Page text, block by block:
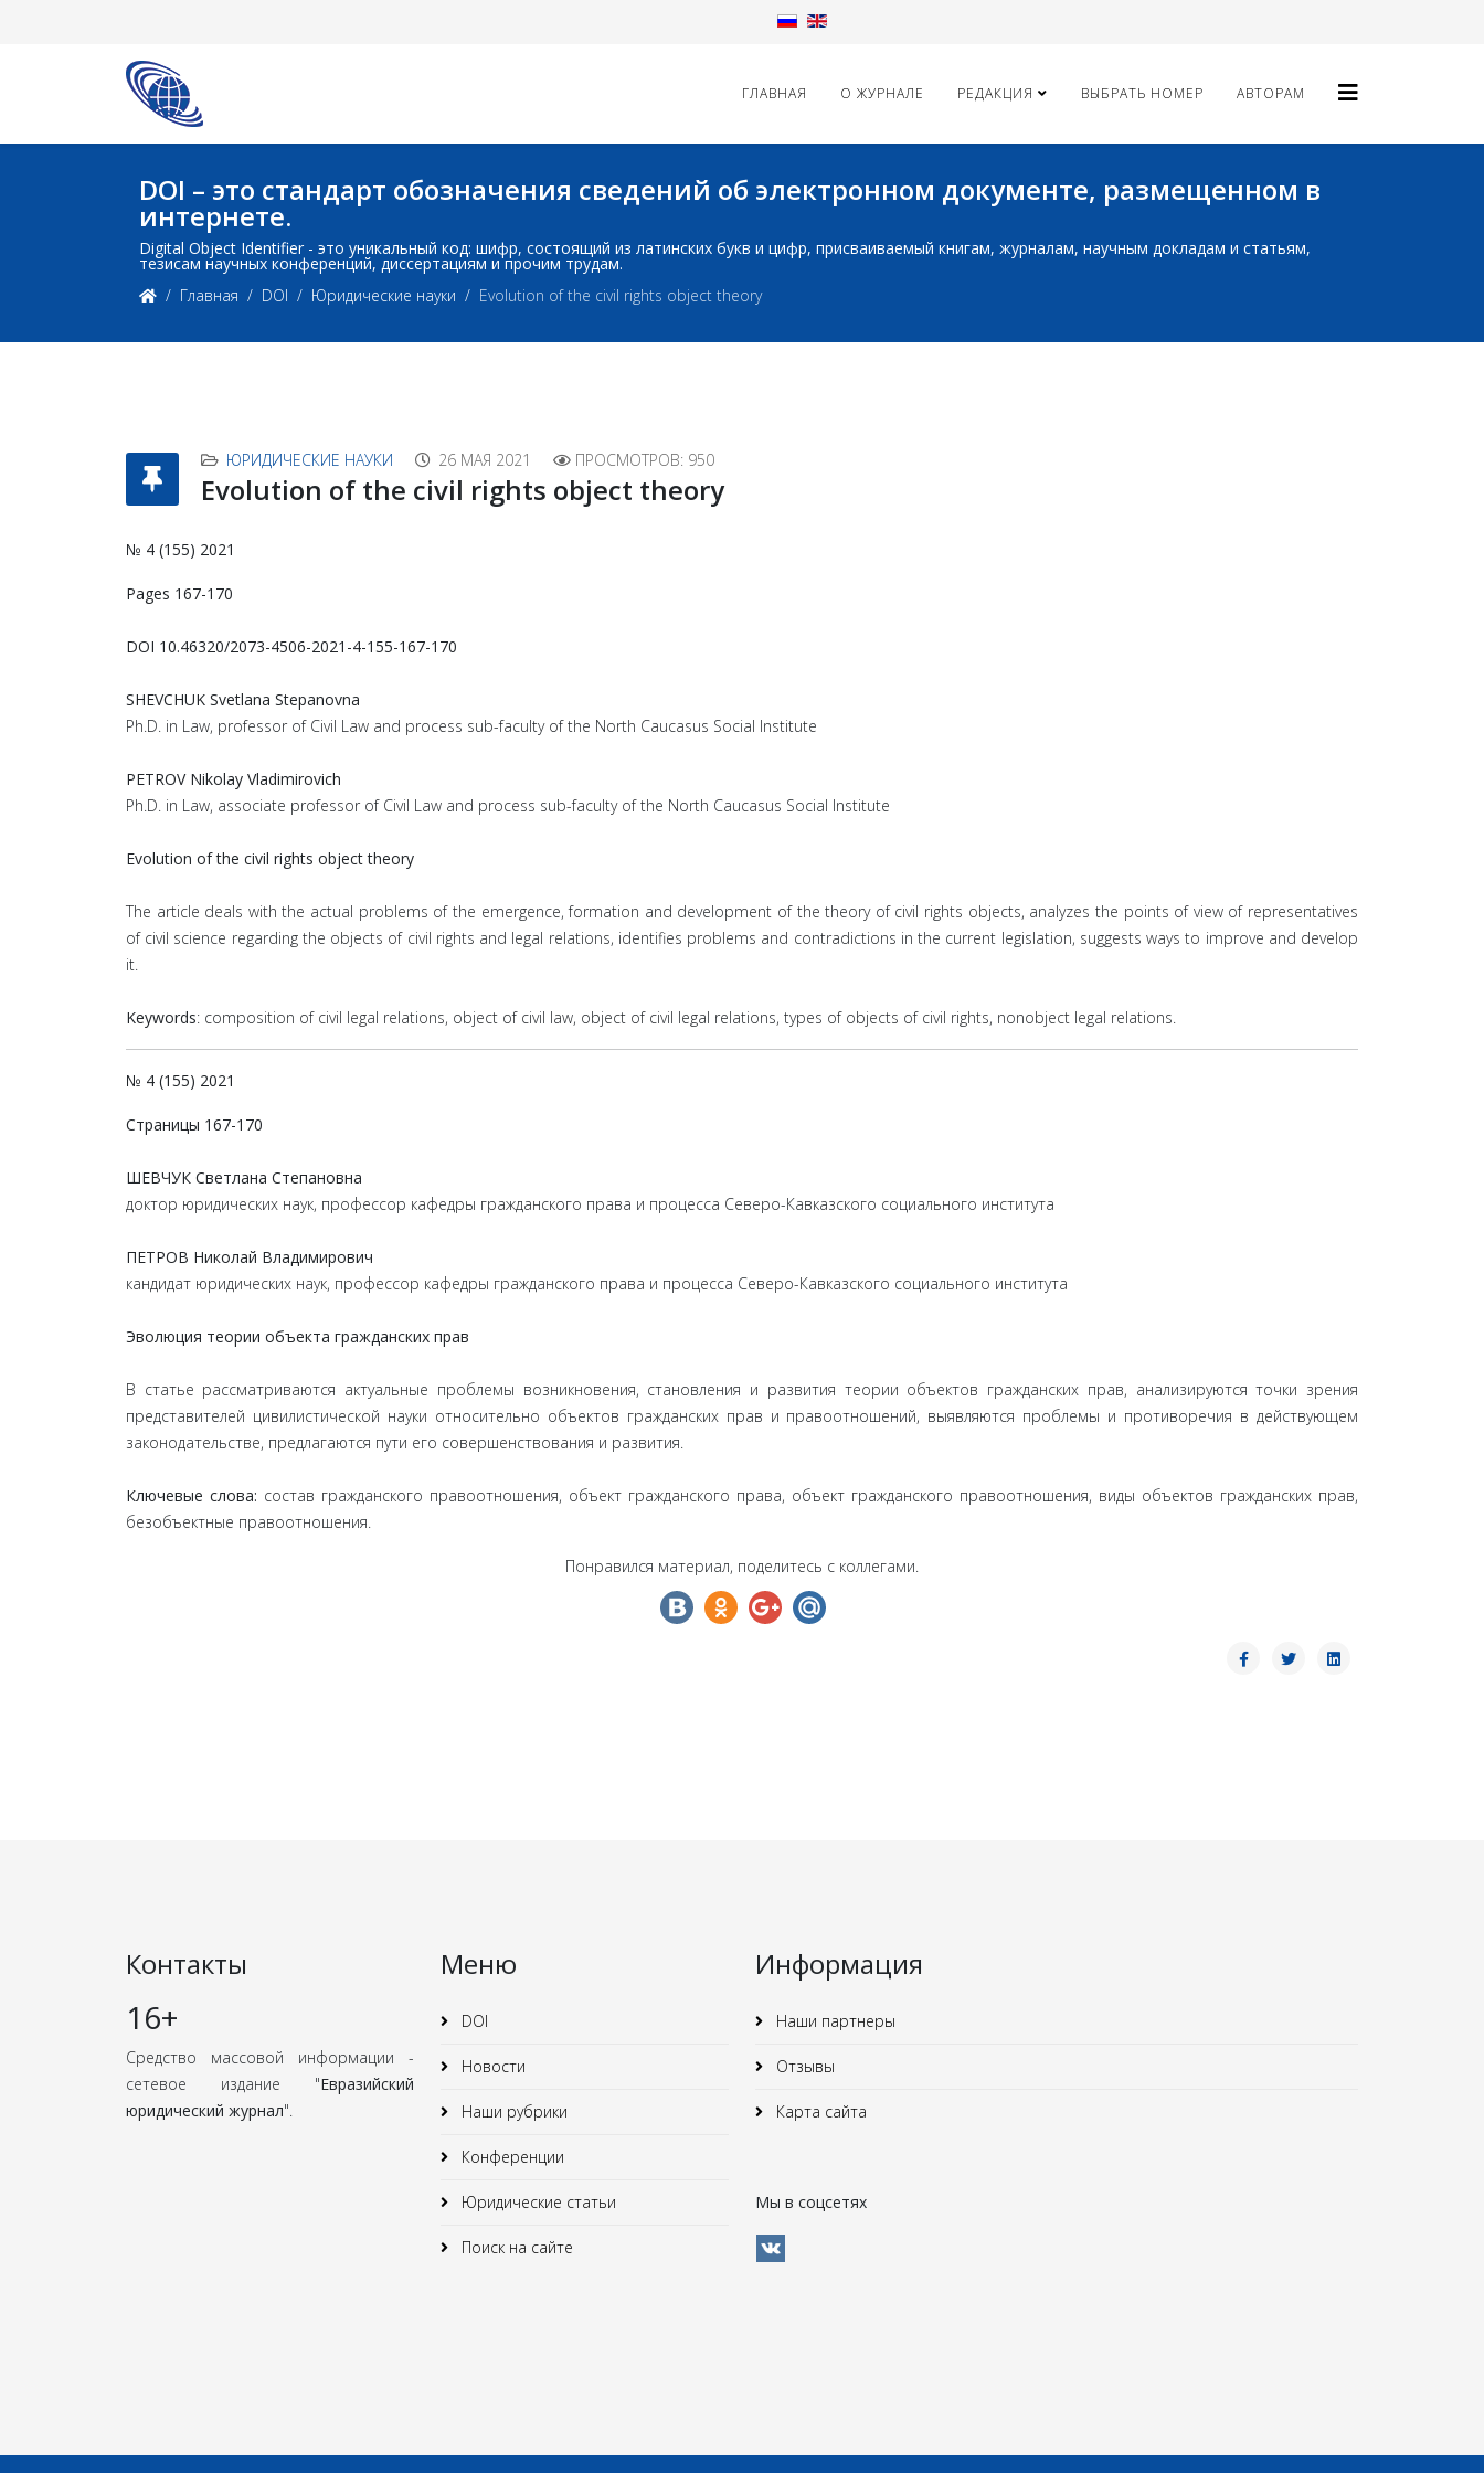
ГЛАВНАЯ О ЖУРНАЛЕ РЕДАКЦИЯ ВЫБРАТЬ НОМЕР АВТОРАМ
DOI – это стандарт обозначения сведений об электронном документе, размещенном в
интернете.
Digital Object Identifier - это уникальный код: шифр, состоящий из латинских букв и цифр, присваиваемый книгам, журналам, научным докладам и статьям,
тезисам научных конференций, диссертациям и прочим трудам.
Главная
DOI Юридические науки Evolution of the civil rights object theory
ЮРИДИЧЕСКИЕ НАУКИ 26 МАЯ 2021 ПРОСМОТРОВ: 950
Evolution of the civil rights object theory
№ 4 (155) 2021
Pages 167-170
DOI 10.46320/2073-4506-2021-4-155-167-170
SHEVCHUK Svetlana Stepanovna
Ph.D. in Law, professor of Civil Law and process sub-faculty of the North Caucasus Social Institute
PETROV Nikolay Vladimirovich
Ph.D. in Law, associate professor of Civil Law and process sub-faculty of the North Caucasus Social Institute
Evolution of the civil rights object theory
The article deals with the actual problems of the emergence, formation and development of the theory of civil rights objects, analyzes the points of view of representatives
of civil science regarding the objects of civil rights and legal relations, identifies problems and contradictions in the current legislation, suggests ways to improve and develop
it.
Keywords: composition of civil legal relations, object of civil law, object of civil legal relations, types of objects of civil rights, nonobject legal relations.
№ 4 (155) 2021
Страницы 167-170
ШЕВЧУК Светлана Степановна
доктор юридических наук, профессор кафедры гражданского права и процесса Северо-Кавказского социального института
ПЕТРОВ Николай Владимирович
кандидат юридических наук, профессор кафедры гражданского права и процесса Северо-Кавказского социального института
Эволюция теории объекта гражданских прав
В статье рассматриваются актуальные проблемы возникновения, становления и развития теории объектов гражданских прав, анализируются точки зрения
представителей цивилистической науки относительно объектов гражданских прав и правоотношений, выявляются проблемы и противоречия в действующем
законодательстве, предлагаются пути его совершенствования и развития.
Ключевые слова: состав гражданского правоотношения, объект гражданского права, объект гражданского правоотношения, виды объектов гражданских прав,
безобъектные правоотношения.
Понравился материал, поделитесь с коллегами.
Контакты
16+
Средство массовой информации -
сетевое издание "Евразийский
юридический журнал".
Меню
DOI
Новости
Наши рубрики
Конференции
Юридические статьи
Поиск на сайте
Информация
Наши партнеры
Отзывы
Карта сайта
Мы в соцсетях